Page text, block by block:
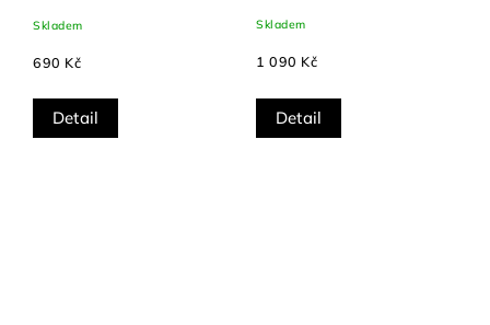
Skladem
690 Kč
Detail
Skladem
1 090 Kč
Detail